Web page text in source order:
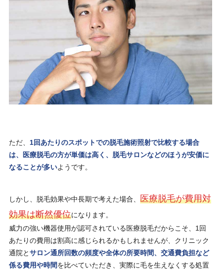
ただ、 1回あたりのスポットでの脱毛施術照射で比較する場合
は、医療脱毛の方が単価は高く、脱毛サロンなどのほうが安価に
なることが多いようです。
しかし、脱毛効果や中長期で考えた場合、 医療脱毛が費用対
効果は断然優位になります。
威力の強い機器使用が認可されている医療脱毛だからこそ、1回
あたりの費用は割高に感じられるかもしれませんが、クリニック
通院とサロン通所回数の頻度や全体の所要時間、交通費負担など
係る費用や時間を比べていただき、実際に毛を生えなくする処置